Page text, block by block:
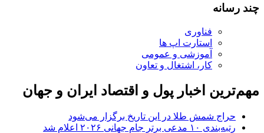
چند رسانه
فناوری
استارت اپ ها
آموزشی و عمومی
کار، اشتغال و تعاون
مهم‌ترین اخبار پول و اقتصاد ایران و جهان
حراج شمش طلا در این تاریخ برگزار می‌شود
رتبه‌بندی ۱۰ مدعی برتر جام جهانی ۲۰۲۶ اعلام شد